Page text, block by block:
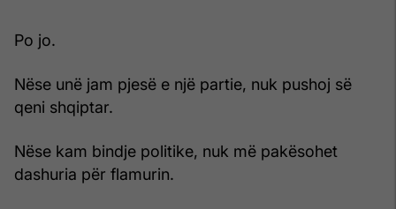
Po jo.
Nëse unë jam pjesë e një partie, nuk pushoj së
qeni shqiptar.
Nëse kam bindje politike, nuk më pakësohet
dashuria për flamurin.